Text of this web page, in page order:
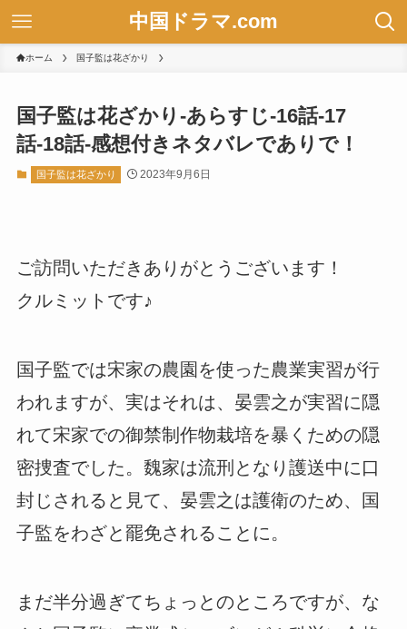
中国ドラマ.com
ホーム 国子監は花ざかり
国子監は花ざかり-あらすじ-16話-17
話-18話-感想付きネタバレでありで！
国子監は花ざかり 2023年9月6日
ご訪問いただきありがとうございます！
クルミットです♪
国子監では宋家の農園を使った農業実習が行
われますが、実はそれは、晏雲之が実習に隠
れて宋家での御禁制作物栽培を暴くための隠
密捜査でした。魏家は流刑となり護送中に口
封じされると見て、晏雲之は護衛のため、国
子監をわざと罷免されることに。
まだ半分過ぎてちょっとのところですが、な